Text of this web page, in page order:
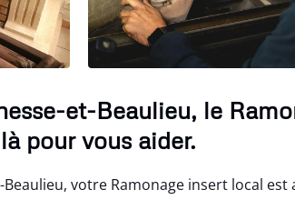
et-Beaulieu, le
pour vous aider.
votre Ramonage insert local est